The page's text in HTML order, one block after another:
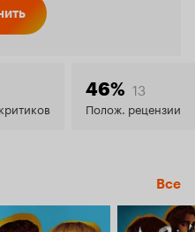
46% 13
Полож. рецензии
Все